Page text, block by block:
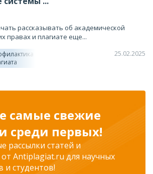
рассказывать об академической
правах и плагиате еще...
25.02.2025
самые свежие
среди первых!
рассылки статей и
Antiplagiat.ru для научных
и студентов!